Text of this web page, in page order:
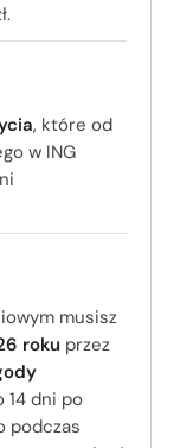
, które od
w ING
musisz
roku przez
14 dni po
podczas